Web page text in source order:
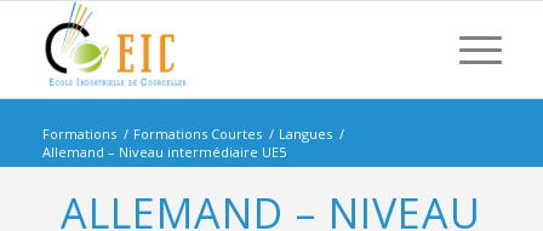
Formations / Formations Courtes / Langues /
Allemand – Niveau intermédiaire UE5
ALLEMAND – NIVEAU